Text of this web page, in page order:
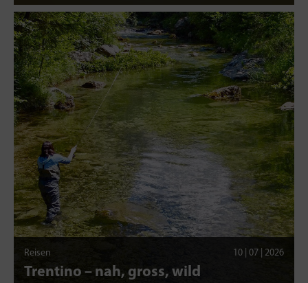
Reisen 10 | 07 | 2026
Trentino – nah, gross, wild